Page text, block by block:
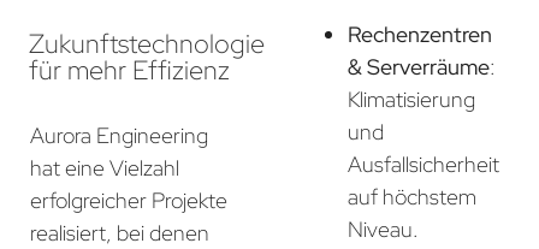
Zukunftstechnologie
für mehr Effizienz
Aurora Engineering
hat eine Vielzahl
erfolgreicher Projekte
realisiert, bei denen
Rechenzentren
& Serverräume:
Klimatisierung
und
Ausfallsicherheit
auf höchstem
Niveau.